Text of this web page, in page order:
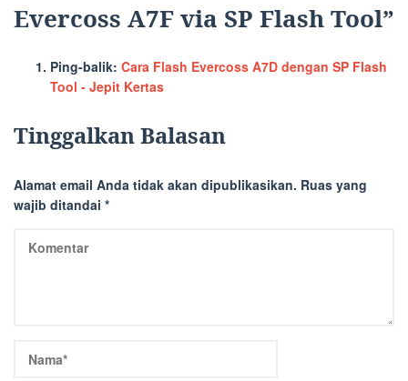
Evercoss A7F via SP Flash Tool”
Ping-balik: Cara Flash Evercoss A7D dengan SP Flash
Tool - Jepit Kertas
Tinggalkan Balasan
Alamat email Anda tidak akan dipublikasikan. Ruas yang
wajib ditandai *